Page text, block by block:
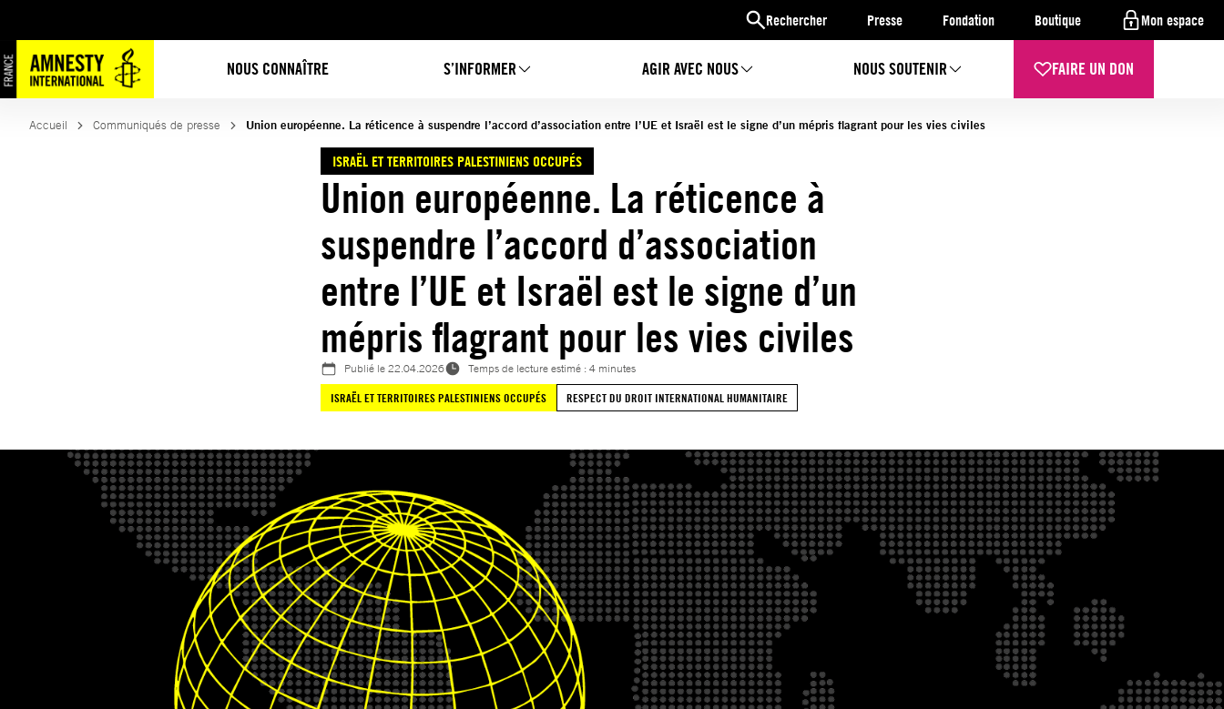
Rechercher Presse Fondation Boutique Mon espace
NOUS CONNAÎTRE S’INFORMER AGIR AVEC NOUS NOUS SOUTENIR FAIRE UN DON
au
contenu
Accueil Communiqués de presse Union européenne. La réticence à suspendre l’accord d’association entre l’UE et Israël est le signe d’un mépris flagrant pour les vies civiles
ISRAËL ET TERRITOIRES PALESTINIENS OCCUPÉS
Union européenne. La réticence à
suspendre l’accord d’association
entre l’UE et Israël est le signe d’un
mépris flagrant pour les vies civiles
Publié le22.04.2026
Temps de lecture estimé : 4 minutes
ISRAËL ET TERRITOIRES PALESTINIENS OCCUPÉS
RESPECT DU DROIT INTERNATIONAL HUMANITAIRE